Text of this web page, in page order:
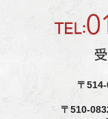
〒
〒510-